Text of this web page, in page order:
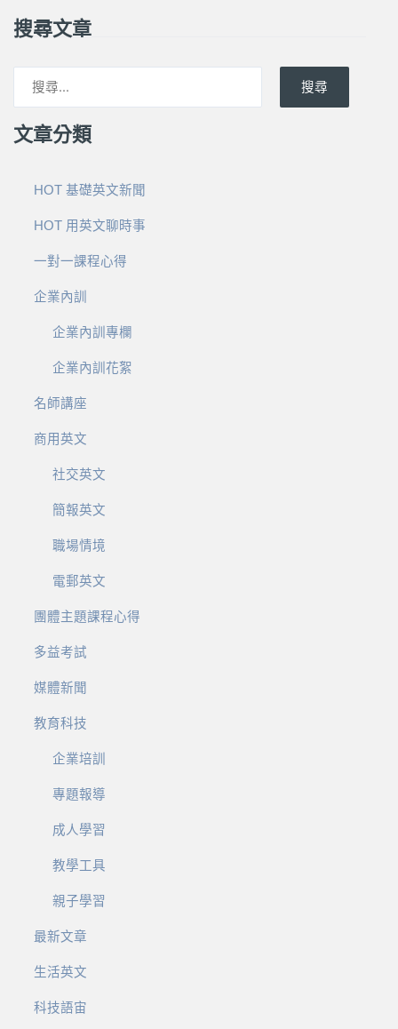
搜尋文章
搜尋
文章分類
HOT 基礎英文新聞
HOT 用英文聊時事
一對一課程心得
企業內訓
企業內訓專欄
企業內訓花絮
名師講座
商用英文
社交英文
簡報英文
職場情境
電郵英文
團體主題課程心得
多益考試
媒體新聞
教育科技
企業培訓
專題報導
成人學習
教學工具
親子學習
最新文章
生活英文
科技語宙